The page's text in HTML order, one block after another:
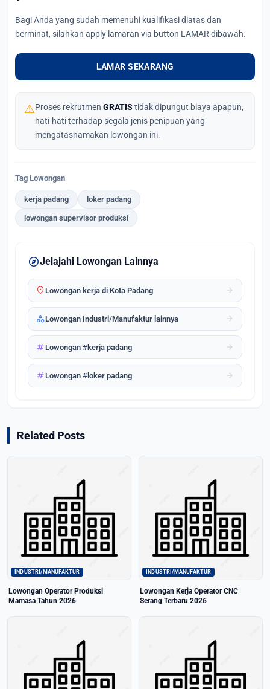
Bagi Anda yang sudah memenuhi kualifikasi diatas dan
berminat, silahkan apply lamaran via button LAMAR dibawah.
LAMAR SEKARANG
⚠Proses rekrutmen GRATIS tidak dipungut biaya apapun,
hati-hati terhadap segala jenis penipuan yang
mengatasnamakan lowongan ini.
Tag Lowongan
kerja padang loker padang
lowongan supervisor produksi
exploreJelajahi Lowongan Lainnya
location_onLowongan kerja di Kota Padang arrow_forward
categoryLowongan Industri/Manufaktur lainnya arrow_forward
tagLowongan #kerja padang arrow_forward
tagLowongan #loker padang arrow_forward
Related Posts
INDUSTRI/MANUFAKTUR
Lowongan Operator Produksi
Mamasa Tahun 2026
INDUSTRI/MANUFAKTUR
Lowongan Kerja Operator CNC
Serang Terbaru 2026